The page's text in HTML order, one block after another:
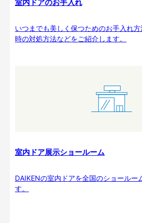
室内ドアのお手入れ
いつまでも美しく保つためのお手入れ
時の対処方法などをご紹介します。
室内ドア展示ショールーム
DAIKENの室内ドアを全国のショールー
す。